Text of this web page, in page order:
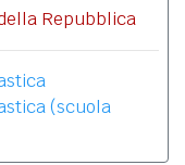
Repubblica
(scuola